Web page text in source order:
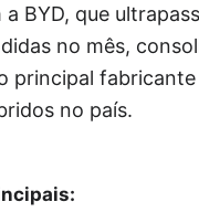
a BYD, que
no mês,
principal
no país.